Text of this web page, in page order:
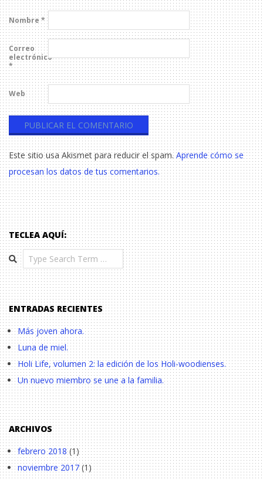
Nombre *
Correo
electrónico
*
Web
Este sitio usa Akismet para reducir el spam. Aprende cómo se
procesan los datos de tus comentarios.
TECLEA AQUÍ:
Search
ENTRADAS RECIENTES
Más joven ahora.
Luna de miel.
Holi Life, volumen 2: la edición de los Holi-woodienses.
Un nuevo miembro se une a la familia.
ARCHIVOS
febrero 2018(1)
noviembre 2017(1)